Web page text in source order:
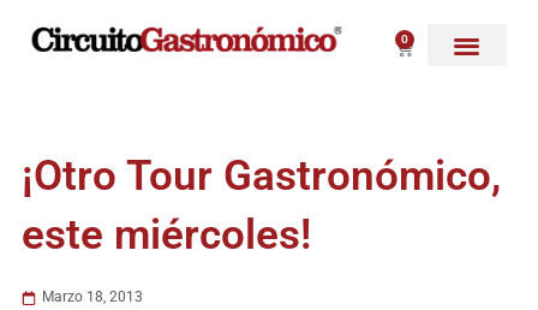
0
Carrito
¡Otro Tour Gastronómico,
este miércoles!
Marzo 18, 2013